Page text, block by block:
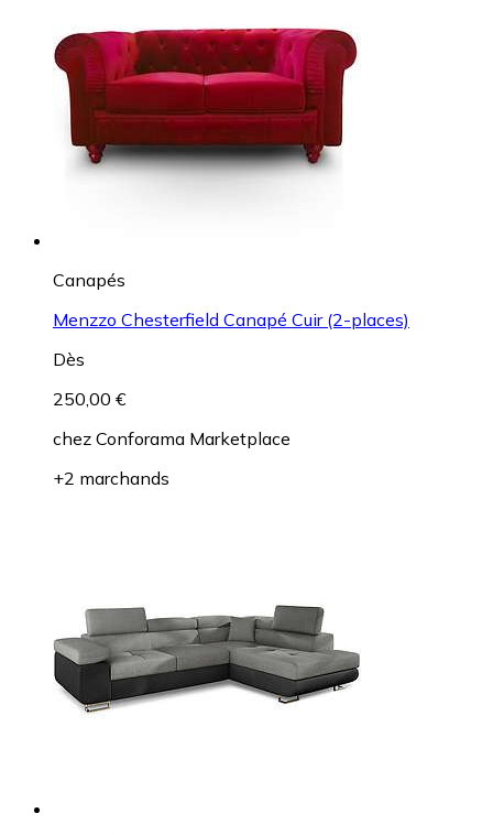
Canapés
Menzzo Chesterfield Canapé Cuir (2-places)
Dès
250,00 €
chez Conforama Marketplace
+2 marchands